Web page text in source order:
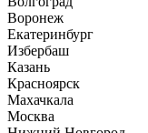
Воронеж
Екатеринбург
Избербаш
Казань
Красноярск
Махачкала
Москва